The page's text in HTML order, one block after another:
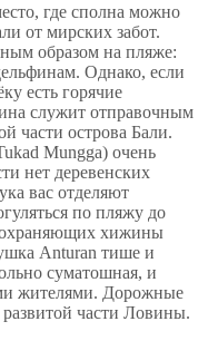
где сполна можно
от мирских забот.
образом на пляже:
Однако, если
есть горячие
служит отправочным
части острова Бали.
Mungga) очень
нет деревенских
вас отделяют
по пляжу до
охраняющих хижины
Anturan тише и
суматошная, и
жителями. Дорожные
части Ловины.